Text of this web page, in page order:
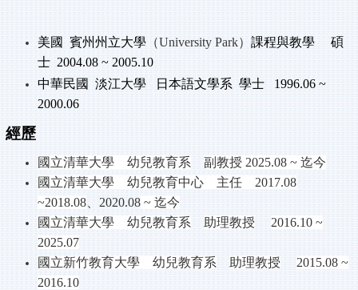
美國 賓州州立大學 （University Park） 課程與教學
碩
士 2004.08 ~ 2005.10
中華民國 淡江大學 日本語文學系 學士 1996.06 ~
2000.06
經歷
國立清華大學 幼兒教育系 副教授 2025.08 ~ 迄今
國立清華大學 幼兒教育中心 主任 2017.08
~2018.08
2020.08 ~ 迄今
國立清華大學 幼兒教育系
助理教授
2016.10 ~
2025.07
國立新竹教育大學 幼兒教育系
助理教授
2015.08 ~
2016.10